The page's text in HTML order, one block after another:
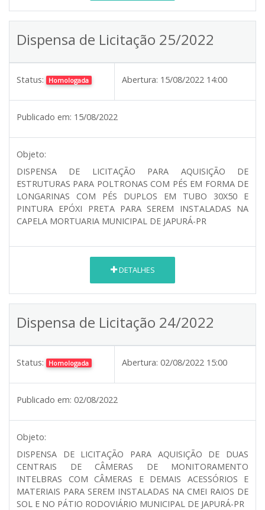
Dispensa de Licitação 25/2022
Status: Homologada Abertura: 15/08/2022 14:00
Publicado em: 15/08/2022
Objeto:
DISPENSA DE LICITAÇÃO PARA AQUISIÇÃO DE
ESTRUTURAS PARA POLTRONAS COM PÉS EM FORMA DE
LONGARINAS COM PÉS DUPLOS EM TUBO 30X50 E
PINTURA EPÓXI PRETA PARA SEREM INSTALADAS NA
CAPELA MORTUARIA MUNICIPAL DE JAPURÁ-PR
DETALHES
Dispensa de Licitação 24/2022
Status: Homologada Abertura: 02/08/2022 15:00
Publicado em: 02/08/2022
Objeto:
DISPENSA DE LICITAÇÃO PARA AQUISIÇÃO DE DUAS
CENTRAIS DE CÂMERAS DE MONITORAMENTO
INTELBRAS COM CÂMERAS E DEMAIS ACESSÓRIOS E
MATERIAIS PARA SEREM INSTALADAS NA CMEI RAIOS DE
SOL E NO PÁTIO RODOVIÁRIO MUNICIPAL DE JAPURÁ-PR